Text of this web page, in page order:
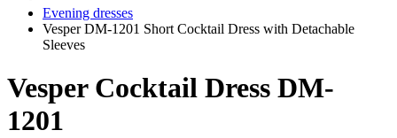
Evening dresses
Vesper DM-1201 Short Cocktail Dress with Detachable
Sleeves
Vesper Cocktail Dress DM-
1201